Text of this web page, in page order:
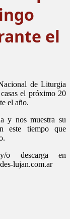
el
de Liturgia
el próximo 20
el año.
y nos muestra su
este tiempo que
o descarga en
lujan.com.ar